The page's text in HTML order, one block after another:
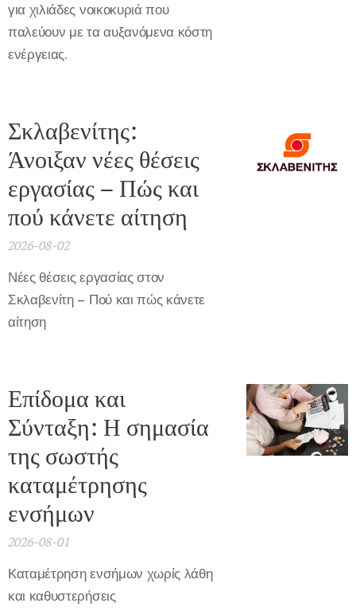
για χιλιάδες νοικοκυριά που
παλεύουν με τα αυξανόμενα κόστη
ενέργειας.
Σκλαβενίτης:
Άνοιξαν νέες θέσεις
εργασίας – Πώς και
πού κάνετε αίτηση
2026-08-02
Νέες θέσεις εργασίας στον
Σκλαβενίτη – Πού και πώς κάνετε
αίτηση
Επίδομα και
Σύνταξη: Η σημασία
της σωστής
καταμέτρησης
ενσήμων
2026-08-01
Καταμέτρηση ενσήμων χωρίς λάθη
και καθυστερήσεις